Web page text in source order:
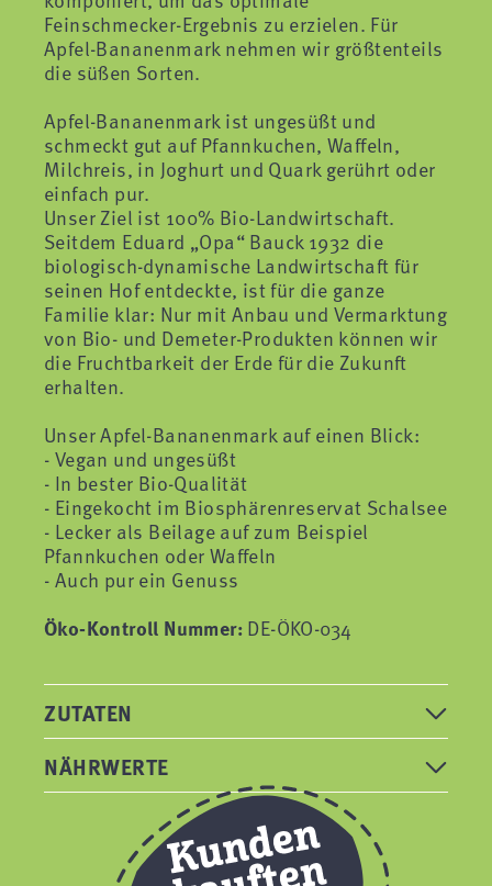
Feinschmecker-Ergebnis zu erzielen. Für
Apfel-Bananenmark nehmen wir größtenteils
die süßen Sorten.
Apfel-Bananenmark ist ungesüßt und
schmeckt gut auf Pfannkuchen, Waffeln,
Milchreis, in Joghurt und Quark gerührt oder
einfach pur.
Unser Ziel ist 100% Bio-Landwirtschaft.
Seitdem Eduard „Opa“ Bauck 1932 die
biologisch-dynamische Landwirtschaft für
seinen Hof entdeckte, ist für die ganze
Familie klar: Nur mit Anbau und Vermarktung
von Bio- und Demeter-Produkten können wir
die Fruchtbarkeit der Erde für die Zukunft
erhalten.
Unser Apfel-Bananenmark auf einen Blick:
- Vegan und ungesüßt
- In bester Bio-Qualität
- Eingekocht im Biosphärenreservat Schalsee
- Lecker als Beilage auf zum Beispiel
Pfannkuchen oder Waffeln
- Auch pur ein Genuss
Öko-Kontroll Nummer: DE-ÖKO-034
ZUTATEN
NÄHRWERTE